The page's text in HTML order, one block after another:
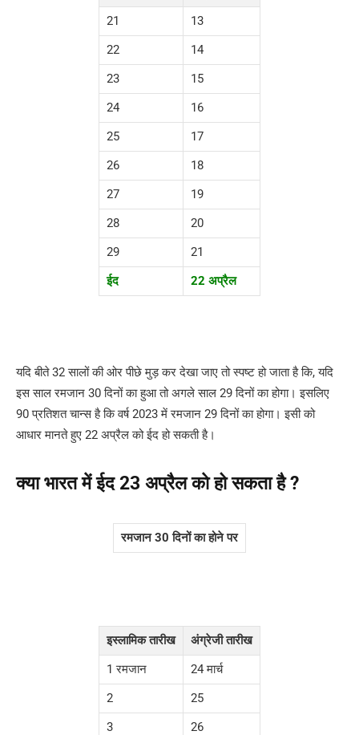
21
13
22
14
23
15
24
16
25
17
26
18
27
19
28
20
29
21
ईद
22 अप्रैल
यदि बीते 32 सालों की ओर पीछे मुड़ कर देखा जाए तो स्पष्ट हो जाता है कि, यदि
इस साल रमजान 30 दिनों का हुआ तो अगले साल 29 दिनों का होगा। इसलिए
90 प्रतिशत चान्स है कि वर्ष 2023 में रमजान 29 दिनों का होगा। इसी को
आधार मानते हुए 22 अप्रैल को ईद हो सकती है।
क्या भारत में ईद 23 अप्रैल काे हो सकता है ?
रमजान 30 दिनों का होने पर
इस्लामिक तारीख
अंग्रेजी तारीख
1 रमजान
24 मार्च
2
25
3
26